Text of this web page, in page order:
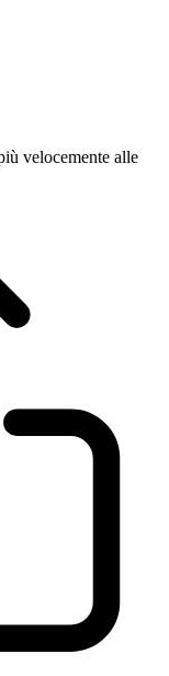
velocemente alle